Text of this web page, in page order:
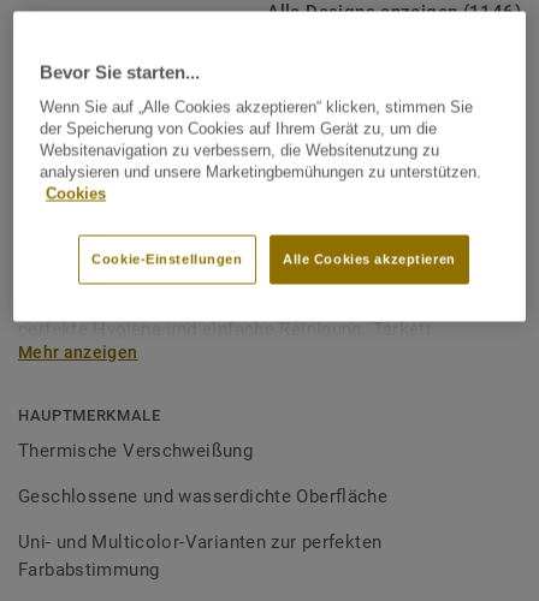
Alle Designs anzeigen (1146)
Tarkett Zubehör Komplettsortiment
Schweißschnur für PVC-Böden
- Unicoloured LIGHT BLUE
0210
zweier PVC-Bahnen verwendet und sorgen für eine
perfekte Hygiene und einfache Reinigung. Tarkett
Schweißschnüre sind erhältlich in den Varianten Uni und
Bodenbelagssortiment abgestimmt. Durch die Verwendung
von Kontrastfarben lassen sich auch besondere
Mehr anzeigen
HAUPTMERKMALE
Thermische Verschweißung
Geschlossene und wasserdichte Oberfläche
Uni- und Multicolor-Varianten zur perfekten
Farbabstimmung
Bevor Sie starten...
Wenn Sie auf „Alle Cookies akzeptieren“ klicken, stimmen Sie
der Speicherung von Cookies auf Ihrem Gerät zu, um die
Websitenavigation zu verbessern, die Websitenutzung zu
analysieren und unsere Marketingbemühungen zu unterstützen.
Cookies
Alle Cookies akzeptieren
Cookie-Einstellungen